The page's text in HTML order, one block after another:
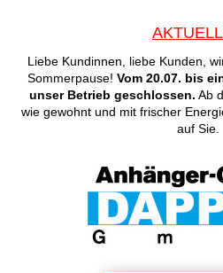
Liebe Kundinnen, liebe Kunden,
Sommerpause! Vom 20.07. bis
unser Betrieb geschlossen. Ab
wie gewohnt und mit frischer
auf Sie.